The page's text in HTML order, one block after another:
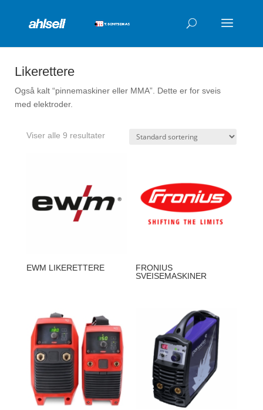
Likerettere
Også kalt “pinnemaskiner eller MMA”. Dette er for sveis
med elektroder.
Viser alle 9 resultater
EWM LIKERETTERE
FRONIUS
SVEISEMASKINER